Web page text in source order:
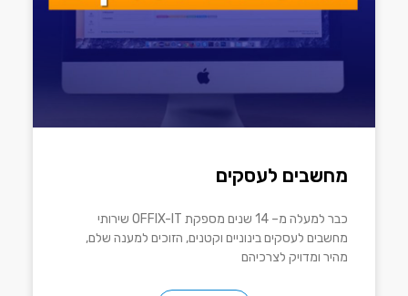
מחשבים לעסקים
כבר למעלה מ– 14 שנים מספקת OFFIX-IT שירותי
מחשבים לעסקים בינוניים וקטנים, הזוכים למענה שלם,
מהיר ומדויק לצרכיהם